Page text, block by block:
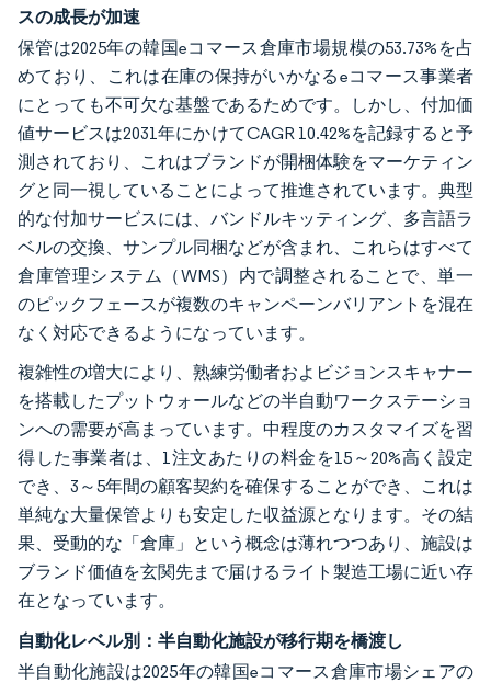
スの成長が加速
保管は2025年の韓国eコマース倉庫市場規模の53.73%を占
めており、これは在庫の保持がいかなるeコマース事業者
にとっても不可欠な基盤であるためです。しかし、付加価
値サービスは2031年にかけてCAGR 10.42%を記録すると予
測されており、これはブランドが開梱体験をマーケティン
グと同一視していることによって推進されています。典型
的な付加サービスには、バンドルキッティング、多言語ラ
ベルの交換、サンプル同梱などが含まれ、これらはすべて
倉庫管理システム（WMS）内で調整されることで、単一
のピックフェースが複数のキャンペーンバリアントを混在
なく対応できるようになっています。
複雑性の増大により、熟練労働者およビジョンスキャナー
を搭載したプットウォールなどの半自動ワークステーショ
ンへの需要が高まっています。中程度のカスタマイズを習
得した事業者は、1注文あたりの料金を15～20%高く設定
でき、3～5年間の顧客契約を確保することができ、これは
単純な大量保管よりも安定した収益源となります。その結
果、受動的な「倉庫」という概念は薄れつつあり、施設は
ブランド価値を玄関先まで届けるライト製造工場に近い存
在となっています。
自動化レベル別：半自動化施設が移行期を橋渡し
半自動化施設は2025年の韓国eコマース倉庫市場シェアの